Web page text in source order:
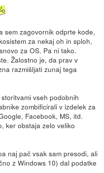
sem zagovornik odprte kode,
za nekaj oh in sploh,
za OS. Pa ni tako.
Žalostno je, da prav v
razmišljati zunaj tega
vseh podobnih
zombificirali v izdelek za
Facebook, MS, itd.
ker obstaja zelo veliko
naj pač vsak sam presodi, ali
z Windows 10) dal podatke